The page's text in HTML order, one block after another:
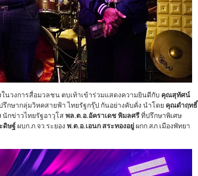
วงการสื่อมวลชน ตบเท้าเข้าร่วมแสดงความยินดีกับ คุณสุทัศน์
กษากลุ่มวิหคสายฟ้า ไทยรัฐกรุ๊ป กันอย่างคับคั่ง นำโดย คุณดำฤทธิ์
นักข่าวไทยรัฐอาวุโส พล.ต.อ.อัคราเดช พิมลศรีที่ปรึกษาพิเศษ
ดิษฐ์ ผบก.ภ.จว.ระยอง พ.ต.อ.เอนก สระทองอยู่ ผกก.สภ.เมืองพัทยา